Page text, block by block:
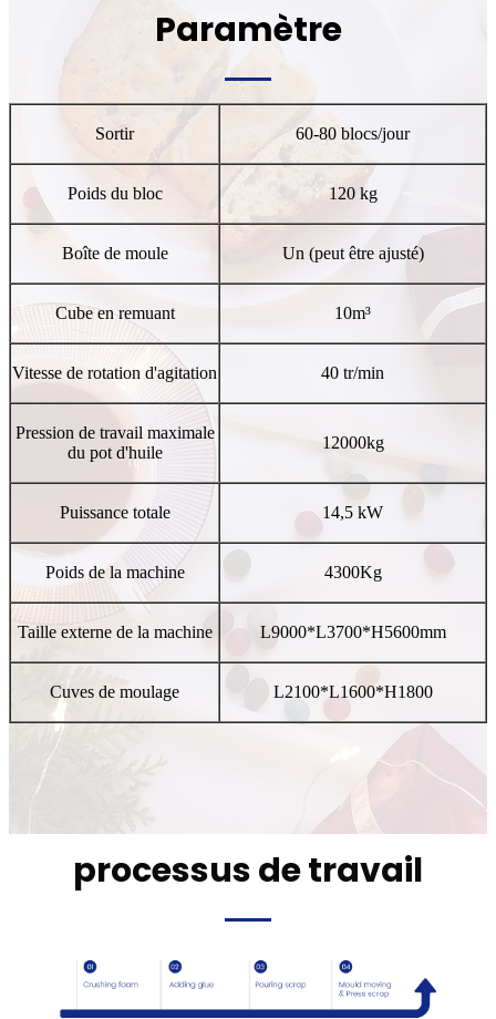
Paramètre
Sortir 60-80 blocs/jour
Poids du bloc 120 kg
Boîte de moule Un (peut être ajusté)
Cube en remuant 10m³
Vitesse de rotation d'agitation 40 tr/min
Pression de travail maximale
du pot d'huile
12000kg
Puissance totale 14,5 kW
Poids de la machine 4300Kg
Taille externe de la machine L9000*L3700*H5600mm
Cuves de moulage L2100*L1600*H1800
processus de travail